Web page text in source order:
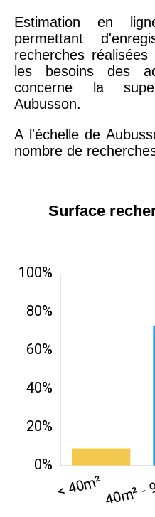
Estimation en
permettant
recherches
les besoins des
concerne la
Aubusson.
A l'échelle de
nombre de
Surface